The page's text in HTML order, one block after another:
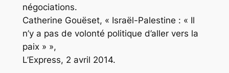
négociations.
Catherine Gouëset, « Israël-Palestine : « Il
n’y a pas de volonté politique d’aller vers la
paix » »,
L’Express, 2 avril 2014.